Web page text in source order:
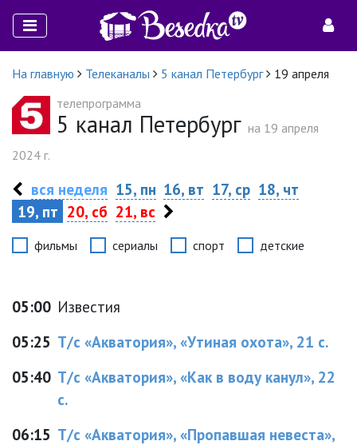
На главную Телеканалы 5 канал Петербург
19 апреля
телепрограмма
5 канал Петербург на 19 апреля
2024 г.
вся неделя 15, пн 16, вт 17, ср 18, чт
19, пт 20, сб 21, вс
фильмы сериалы спорт детские
05:00 Известия
05:25 Т/с «Акватория», «Утиная охота», 21 с.
05:40 Т/с «Акватория», «Как в воду канул», 22
с.
06:15 Т/с «Акватория», «Пропавшая невеста»,